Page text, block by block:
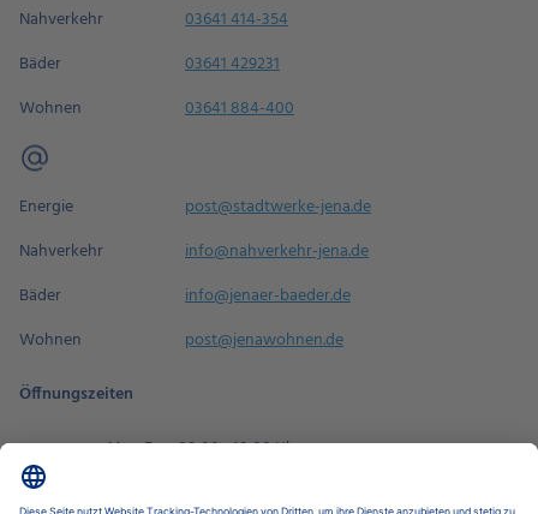
Nahverkehr
03641 414-354
Bäder
03641 429231
Wohnen
03641 884-400
Energie
post@stadtwerke-jena.de
Nahverkehr
info@nahverkehr-jena.de
Bäder
info@jenaer-baeder.de
Wohnen
post@jenawohnen.de
Öffnungszeiten
Mo - Fr
08:00 - 18:00 Uhr